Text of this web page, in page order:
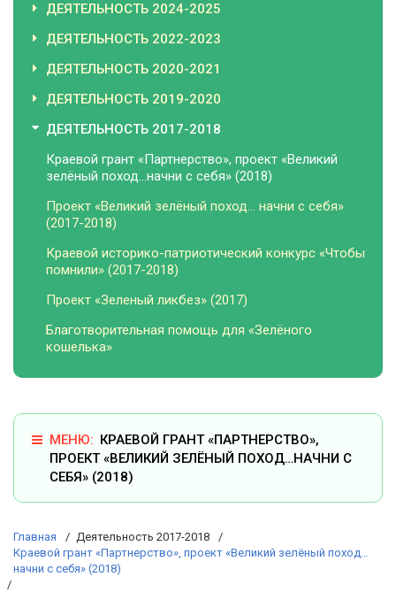
ДЕЯТЕЛЬНОСТЬ 2024-2025
ДЕЯТЕЛЬНОСТЬ 2022-2023
ДЕЯТЕЛЬНОСТЬ 2020-2021
ДЕЯТЕЛЬНОСТЬ 2019-2020
ДЕЯТЕЛЬНОСТЬ 2017-2018
Краевой грант «Партнерство», проект «Великий
зелёный поход…начни с себя» (2018)
Проект «Великий зелёный поход… начни с себя»
(2017-2018)
Краевой историко-патриотический конкурс «Чтобы
помнили» (2017-2018)
Проект «Зеленый ликбез» (2017)
Благотворительная помощь для «Зелёного
кошелька»
КРАЕВОЙ ГРАНТ «ПАРТНЕРСТВО»,
ПРОЕКТ «ВЕЛИКИЙ ЗЕЛЁНЫЙ ПОХОД…НАЧНИ С
СЕБЯ» (2018)
Главная
Деятельность 2017-2018
Краевой грант «Партнерство», проект «Великий зелёный поход…
начни с себя» (2018)